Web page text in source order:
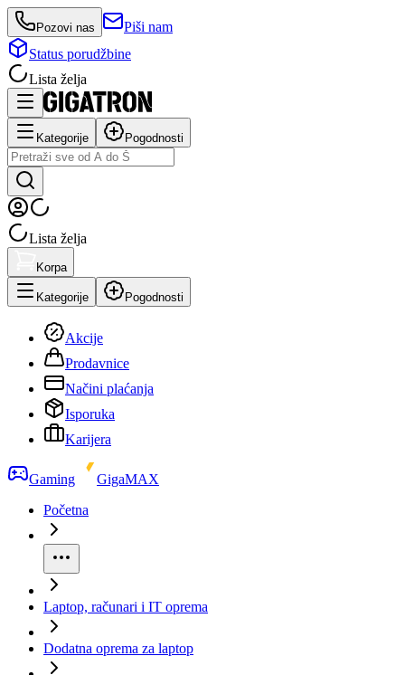
Pozovi nas
Piši nam
Status porudžbine
Lista želja
Kategorije Pogodnosti
Lista želja
Korpa
Kategorije Pogodnosti
Akcije
Prodavnice
Načini plaćanja
Isporuka
Karijera
Gaming
GigaMAX
Početna
Laptop, računari i IT oprema
Dodatna oprema za laptop